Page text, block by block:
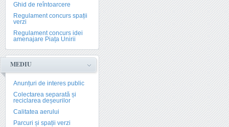
Ghid de reîntoarcere
Regulament concurs spații
verzi
Regulament concurs idei
amenajare Piața Unirii
MEDIU
Anunțuri de interes public
Colectarea separată și
reciclarea deșeurilor
Calitatea aerului
Parcuri și spații verzi